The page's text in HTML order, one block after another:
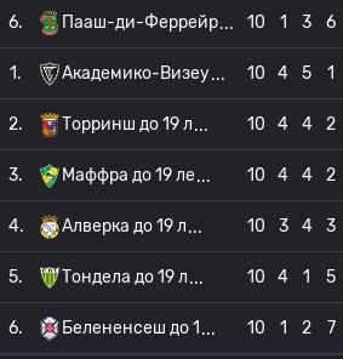
6. Пааш-ди-Феррейр 10 1 3 6
1. Академико-Визеу 10 4 5 1
2. Торринш до 19 л 10 4 4 2
3. Маффра до 19 ле 10 4 4 2
4. Алверка до 19 л 10 3 4 3
5. Тондела до 19 л 10 4 1 5
6. Белененсеш до 1 10 1 2 7